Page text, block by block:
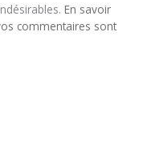
En savoir
commentaires sont